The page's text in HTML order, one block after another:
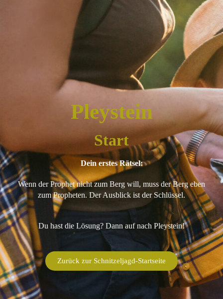
Pleystein
Start
Dein erstes Rätsel:
Wenn der Prophet nicht zum Berg will, muss der Berg eben
zum Propheten. Der Ausblick ist der Schlüssel.
Du hast die Lösung? Dann auf nach Pleystein!
Zurück zur Schnitzeljagd-Startseite